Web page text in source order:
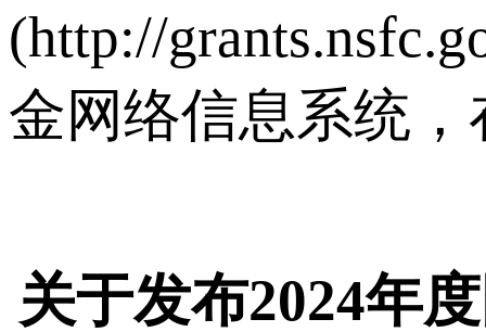
(http://
金网络信息系统
关于发布2024年